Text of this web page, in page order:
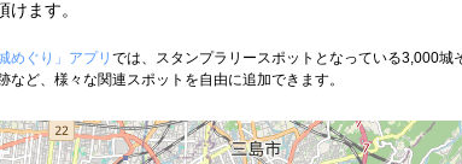
けます。
めぐり」アプリ では、スタンプラリースポットとなっている3,000城
など、様々な関連スポットを自由に追加できます。